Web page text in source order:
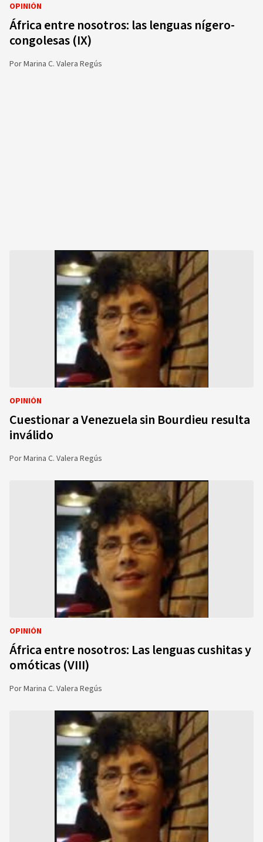
OPINIÓN
África entre nosotros: las lenguas nígero-
congolesas (IX)
PorMarina C. Valera Regús
OPINIÓN
Cuestionar a Venezuela sin Bourdieu resulta
inválido
PorMarina C. Valera Regús
OPINIÓN
África entre nosotros: Las lenguas cushitas y
omóticas (VIII)
PorMarina C. Valera Regús